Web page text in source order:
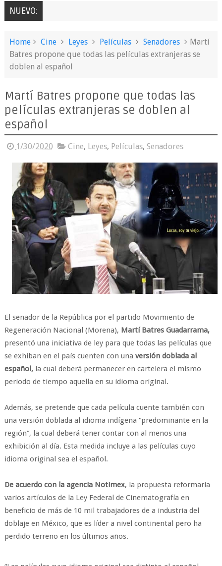
NUEVO:
Home Cine Leyes Películas Senadores
Martí
Batres propone que todas las películas extranjeras se
doblen al español
Martí Batres propone que todas las
películas extranjeras se doblen al
español
1/30/2020 Cine, Leyes, Películas, Senadores
El senador de la República por el partido Movimiento de
Regeneración Nacional (Morena), Martí Batres Guadarrama,
presentó una iniciativa de ley para que todas las películas que
se exhiban en el país cuenten con una versión doblada al
español,la cual deberá permanecer en cartelera el mismo
periodo de tiempo aquella en su idioma original.
Además, se pretende que cada película cuente también con
una versión doblada al idioma indígena “predominante en la
región”, la cual deberá tener contar con al menos una
exhibición al día. Esta medida incluye a las películas cuyo
idioma original sea el español.
De acuerdo con la agencia Notimex, la propuesta reformaría
varios artículos de la Ley Federal de Cinematografía en
beneficio de más de 10 mil trabajadores de a industria del
doblaje en México, que es líder a nivel continental pero ha
perdido terreno en los últimos años.